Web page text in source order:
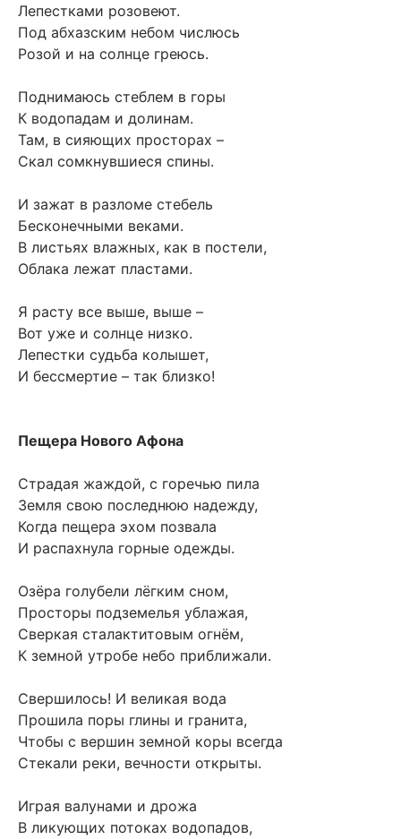
Лепестками розовеют.
Под абхазским небом числюсь
Розой и на солнце греюсь.
Поднимаюсь стеблем в горы
К водопадам и долинам.
Там, в сияющих просторах –
Скал сомкнувшиеся спины.
И зажат в разломе стебель
Бесконечными веками.
В листьях влажных, как в постели,
Облака лежат пластами.
Я расту все выше, выше –
Вот уже и солнце низко.
Лепестки судьба колышет,
И бессмертие – так близко!
Пещера Нового Афона
Страдая жаждой, с горечью пила
Земля свою последнюю надежду,
Когда пещера эхом позвала
И распахнула горные одежды.
Озёра голубели лёгким сном,
Просторы подземелья ублажая,
Сверкая сталактитовым огнём,
К земной утробе небо приближали.
Свершилось! И великая вода
Прошила поры глины и гранита,
Чтобы с вершин земной коры всегда
Стекали реки, вечности открыты.
Играя валунами и дрожа
В ликующих потоках водопадов,